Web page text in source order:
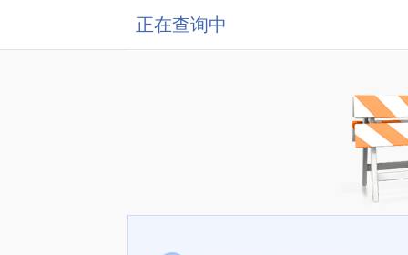
正在查询中